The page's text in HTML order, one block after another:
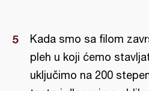
Kada smo sa filom
pleh u koji ćemo
uključimo na 200